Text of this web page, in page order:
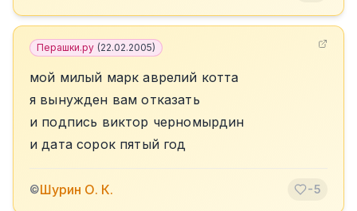
Перашки.ру (22.02.2005)
мой милый марк аврелий котта
я вынужден вам отказать
и подпись виктор черномырдин
и дата сорок пятый год
©Шурин О. К. -5